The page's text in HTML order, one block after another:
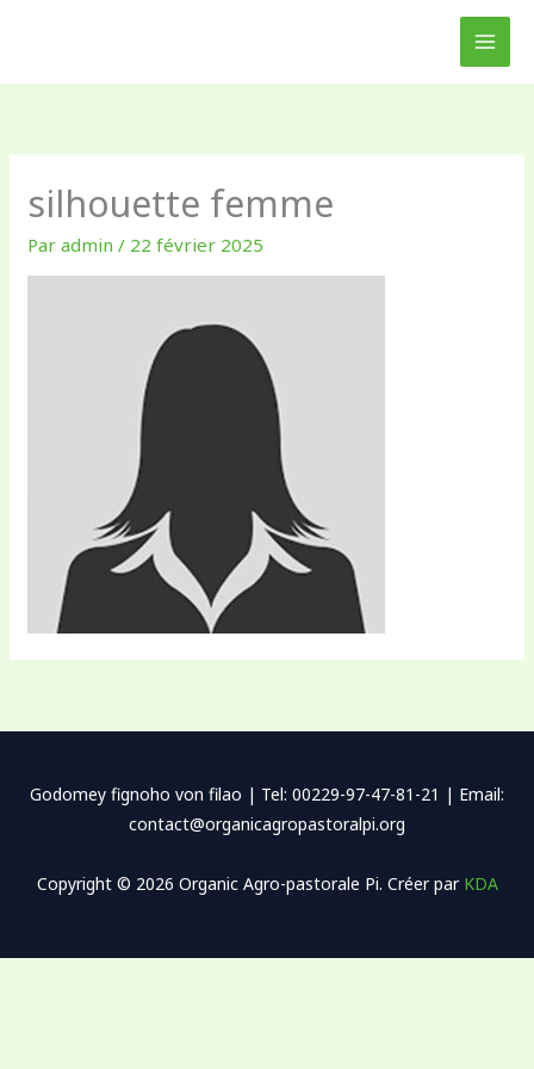
silhouette femme
Paradmin/ 22 février 2025
Godomey fignoho von filao | Tel: 00229-97-47-81-21 | Email:
contact@organicagropastoralpi.org
Copyright © 2026 Organic Agro-pastorale Pi. Créer par KDA